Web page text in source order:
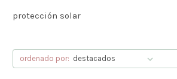
protección solar
ordenado por: